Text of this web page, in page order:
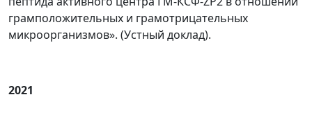
грамположительных и грамотрицательных
микроорганизмов». (Устный доклад).
2021